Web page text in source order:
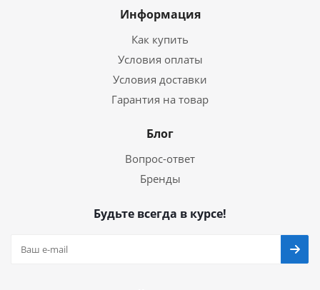
Информация
Как купить
Условия оплаты
Условия доставки
Гарантия на товар
Блог
Вопрос-ответ
Бренды
Будьте всегда в курсе!